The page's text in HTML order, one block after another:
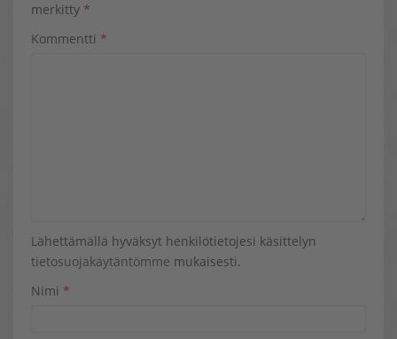
merkitty *
Kommentti *
Lähettämällä hyväksyt henkilötietojesi käsittelyn
tietosuojakäytäntömme mukaisesti.
Nimi *